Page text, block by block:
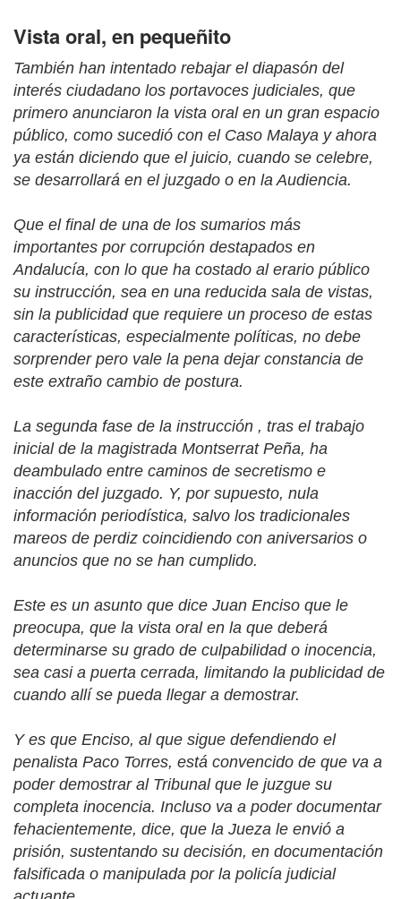
Vista oral, en pequeñito
También han intentado rebajar el diapasón del
interés ciudadano los portavoces judiciales, que
primero anunciaron la vista oral en un gran espacio
público, como sucedió con el Caso Malaya y ahora
ya están diciendo que el juicio, cuando se celebre,
se desarrollará en el juzgado o en la Audiencia.
Que el final de una de los sumarios más
importantes por corrupción destapados en
Andalucía, con lo que ha costado al erario público
su instrucción, sea en una reducida sala de vistas,
sin la publicidad que requiere un proceso de estas
características, especialmente políticas, no debe
sorprender pero vale la pena dejar constancia de
este extraño cambio de postura.
La segunda fase de la instrucción , tras el trabajo
inicial de la magistrada Montserrat Peña, ha
deambulado entre caminos de secretismo e
inacción del juzgado. Y, por supuesto, nula
información periodística, salvo los tradicionales
mareos de perdiz coincidiendo con aniversarios o
anuncios que no se han cumplido.
Este es un asunto que dice Juan Enciso que le
preocupa, que la vista oral en la que deberá
determinarse su grado de culpabilidad o inocencia,
sea casi a puerta cerrada, limitando la publicidad de
cuando allí se pueda llegar a demostrar.
Y es que Enciso, al que sigue defendiendo el
penalista Paco Torres, está convencido de que va a
poder demostrar al Tribunal que le juzgue su
completa inocencia. Incluso va a poder documentar
fehacientemente, dice, que la Jueza le envió a
prisión, sustentando su decisión, en documentación
falsificada o manipulada por la policía judicial